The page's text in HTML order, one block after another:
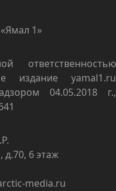
1»
ответственностью
издание yamal1.ru
04.05.2018 г.,
д.70, 6 этаж
media.ru